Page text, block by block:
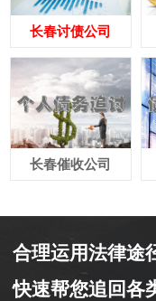
长春讨债公司
长春催收公司
合理运用法律途
快速帮您追回各